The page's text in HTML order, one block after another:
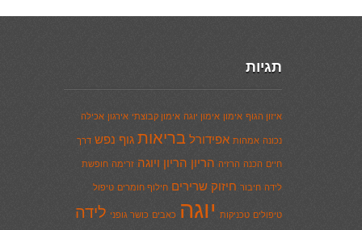
תגיות
איזון הגוף אימון אימון יוגה אימון קבוצתי אירגון אכילה
נכונה אמהות אפידורל בריאות גוף נפש דרך
חיים הכנה הרזיה הריון הריון ויוגה זרימה חופשת
לידה חיבור חיזוק שרירים חילוף חומרים טיפול
טיפולים טכניקות יוגה כאבים כושר גופני לידה